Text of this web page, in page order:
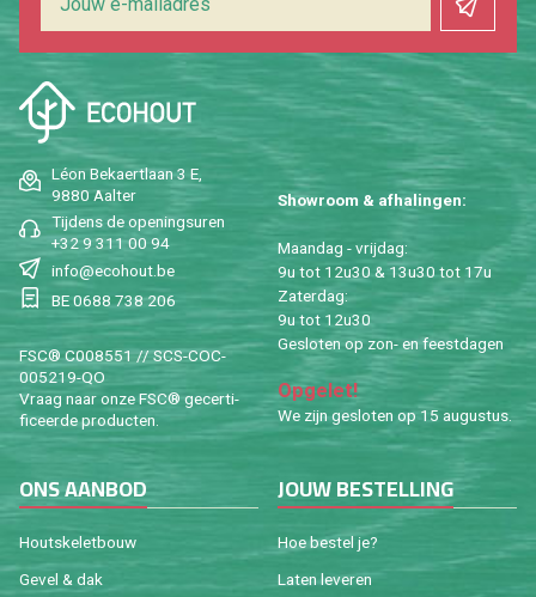
Léon Be­kaert­laan 3 E,
9880 Aal­ter
Tij­dens de ope­nings­uren
+32 9 311 00 94
info@​ecohout.​be
BE 0688 738 206
FSC® C008551 // SCS-COC-
005219-QO
Vraag naar onze FSC® ge­cer­ti­
fi­ceer­de pro­duc­ten.
Show­room & af­ha­lin­gen:
Maan­dag - vrij­dag:
9u tot 12u30 & 13u30 tot 17u
Za­ter­dag:
9u tot 12u30
Ge­slo­ten op zon- en feest­da­gen
Op­ge­let!
We zijn ge­slo­ten op 15 au­gus­tus.
ONS AAN­BOD
Houtske­let­bouw
Gevel & dak
JOUW BE­STEL­LING
Hoe be­stel je?
Laten le­ve­ren